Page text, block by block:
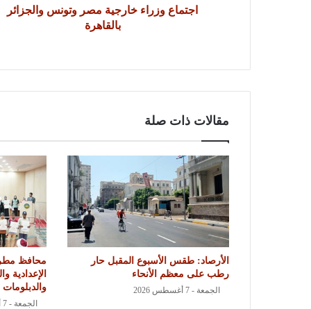
اجتماع وزراء خارجية مصر وتونس والجزائر
بالقاهرة
مقالات ذات صلة
الأرصاد: طقس الأسبوع المقبل حار
رطب على معظم الأنحاء
الجمعة - 7 أغسطس 2026
محافظ
الإعدادية
والدبلومات
الجمعة - 7 أغسطس 2026